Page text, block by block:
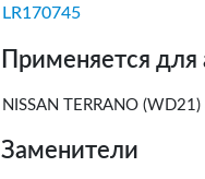
LR170745
Применяется для
NISSAN TERRANO
Заменители